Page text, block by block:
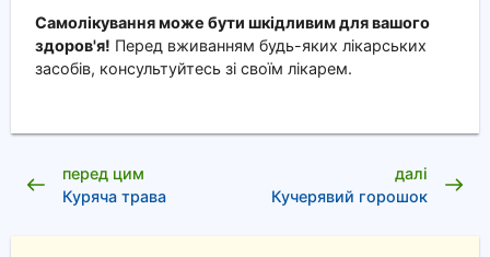
Самолікування може бути шкідливим для вашого
здоров'я! Перед вживанням будь-яких лікарських
засобів, консультуйтесь зі своїм лікарем.
перед цим
Куряча трава
далі
Кучерявий горошок